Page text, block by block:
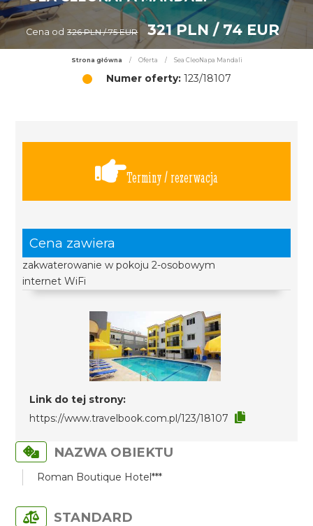
Cena od 326 PLN / 75 EUR 321 PLN / 74 EUR
Strona główna / Oferta / Sea CleoNapa Mandali
Numer oferty:123/18107
Terminy / rezerwacja
Cena zawiera
zakwaterowanie w pokoju 2-osobowym
internet WiFi
Link do tej strony:
https://www.travelbook.com.pl/123/18107
NAZWA OBIEKTU
Roman Boutique Hotel***
STANDARD